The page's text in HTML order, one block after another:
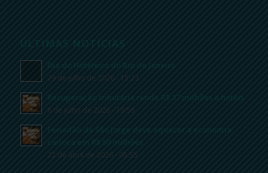
ÚLTIMAS NOTÍCIAS
Dia do Hoteleiro do Rio de Janeiro
29 de julho de 2026 - 15:23
Recuperação tributária rende R$ 37 milhões a hotéis
8 de julho de 2026 - 19:59
Feriadão de São Jorge deve aquecer a economia
carioca em R$ 50 milhões
22 de abril de 2026 - 05:55